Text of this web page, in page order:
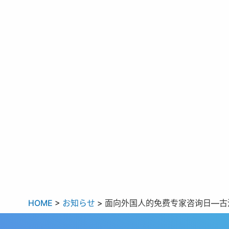
HOME > お知らせ > 面向外国人的免费专家咨询日—